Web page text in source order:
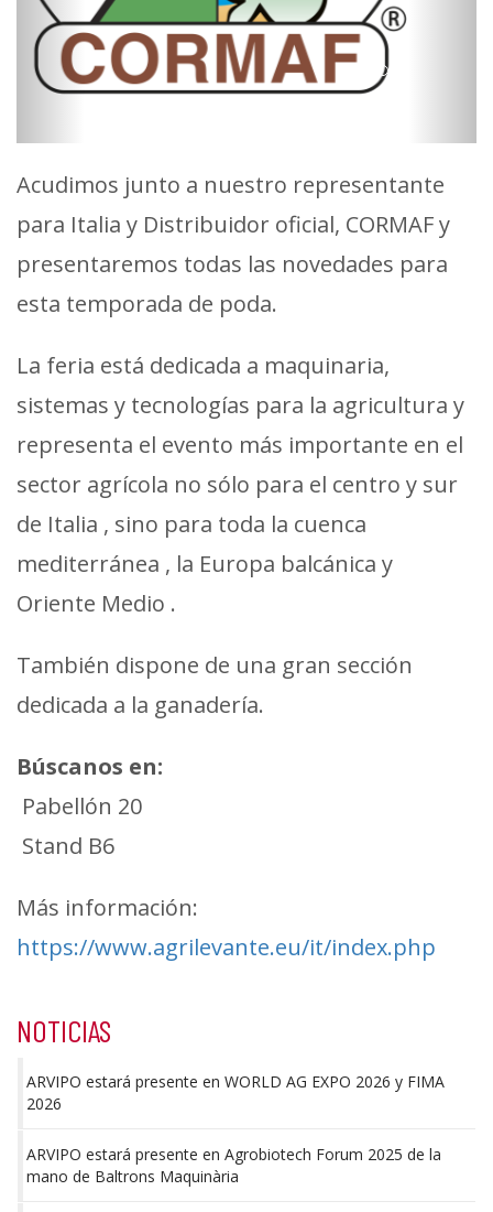
La feria está dedicada a maquinaria,
sistemas y tecnologías para la agricultura y
sector agrícola no sólo para el centro y sur
de Italia , sino para toda la cuenca
mediterránea , la Europa balcánica y
Oriente Medio .
También dispone de una gran sección
dedicada a la ganadería.
Búscanos en:
Pabellón 20
Stand B6
Más información:
NOTICIAS
ARVIPO estará presente en WORLD AG EXPO 2026 y FIMA
ARVIPO estará presente en Agrobiotech Forum 2025 de la
Tecnología e innovación en el viñedo: drones agrícolas y
desbrozadoras inteligentes en Wine Innovation Week
la colaboración de ARVIPO
DANA